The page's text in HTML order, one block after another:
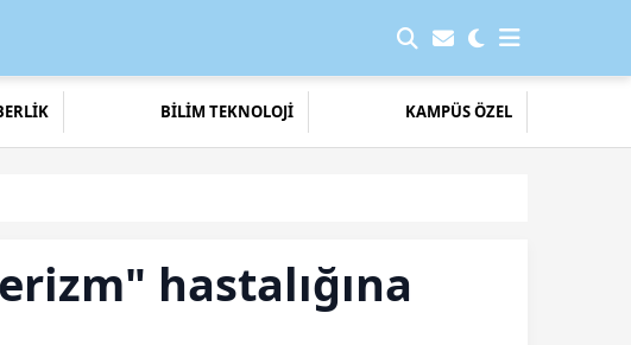
BİLİM TEKNOLOJİ KAMPÜS ÖZEL
hastalığına